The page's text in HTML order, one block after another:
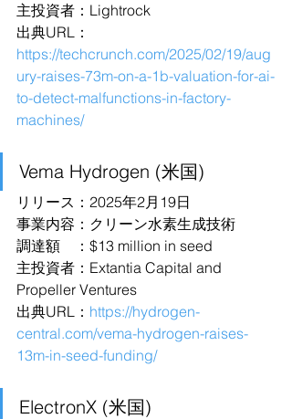
主投資者：Lightrock
出典URL：
https://techcrunch.com/2025/02/19/aug
ury-raises-73m-on-a-1b-valuation-for-ai-
to-detect-malfunctions-in-factory-
machines/
Vema Hydrogen (米国)
リリース：2025年2月19日
事業内容：クリーン水素生成技術
調達額　：$13 million in seed
主投資者：Extantia Capital and
Propeller Ventures
出典URL： https://hydrogen-
central.com/vema-hydrogen-raises-
13m-in-seed-funding/
ElectronX (米国)